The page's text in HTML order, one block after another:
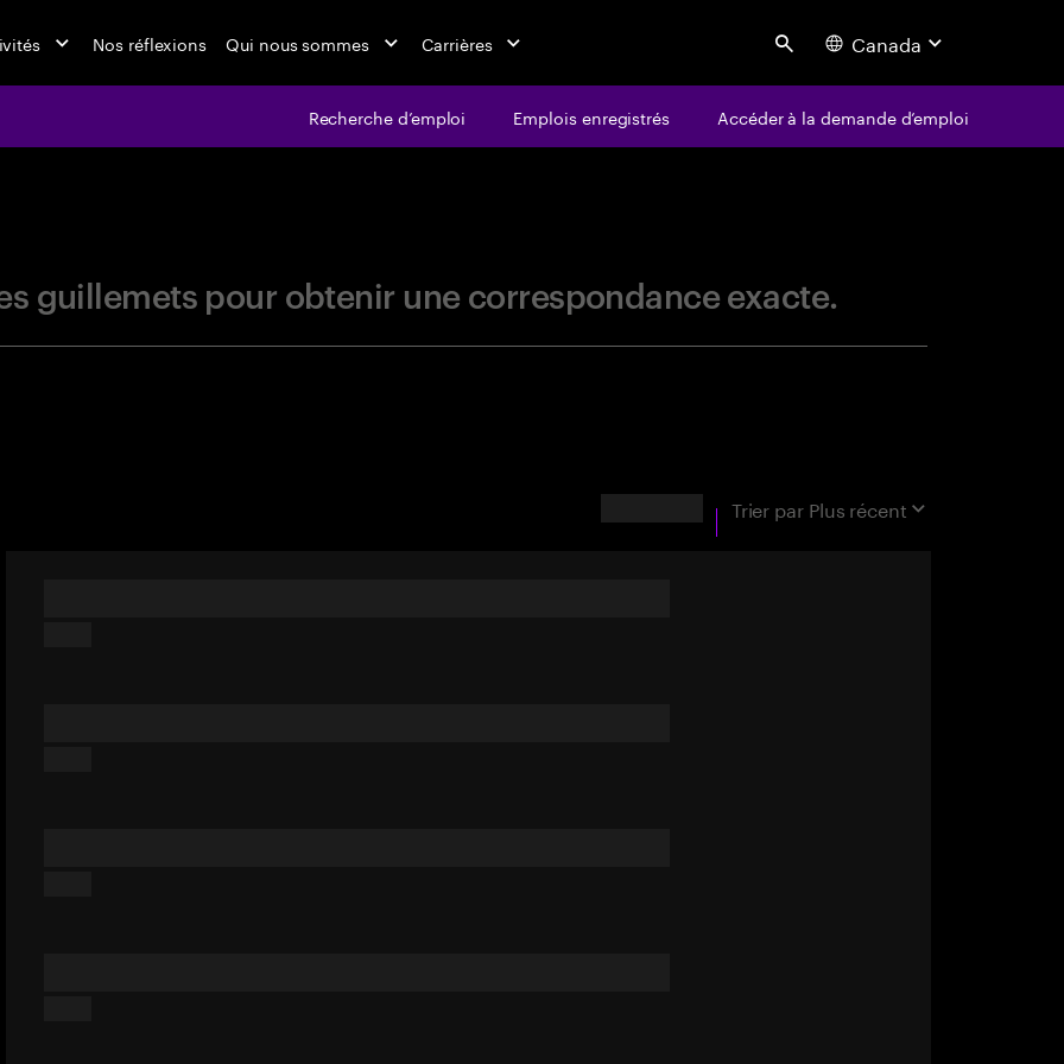
Nos réflexions Qui nous sommes Carrières Search Canada
Recherche d’emploi Emplois enregistrés Accéder à la demande d’emploi
guillemets pour obtenir une correspondance exacte.
Trier par Plus récent